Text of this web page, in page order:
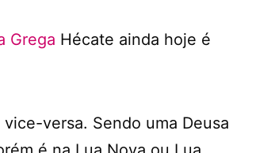
Grega Hécate ainda hoje é
versa. Sendo uma Deusa